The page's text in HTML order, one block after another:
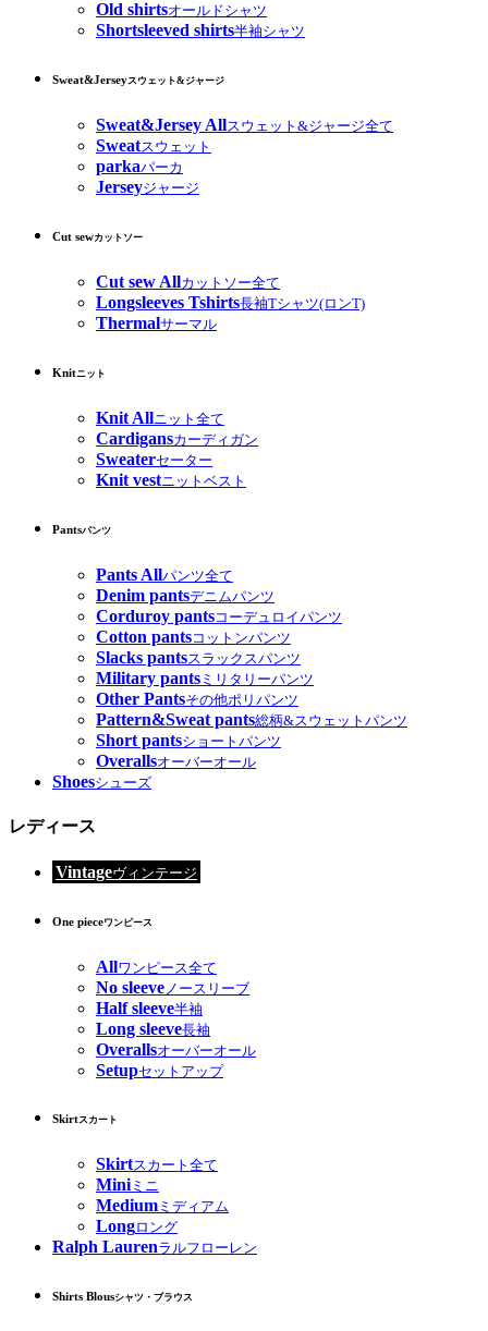
Old shirtsオールドシャツ
Shortsleeved shirts半袖シャツ
Sweat&Jerseyスウェット&ジャージ
Sweat&Jersey Allスウェット&ジャージ全て
Sweatスウェット
parkaパーカ
Jerseyジャージ
Cut sewカットソー
Cut sew Allカットソー全て
Longsleeves Tshirts長袖Tシャツ(ロンT)
Thermalサーマル
Knitニット
Knit Allニット全て
Cardigansカーディガン
Sweaterセーター
Knit vestニットベスト
Pantsパンツ
Pants Allパンツ全て
Denim pantsデニムパンツ
Corduroy pantsコーデュロイパンツ
Cotton pantsコットンパンツ
Slacks pantsスラックスパンツ
Military pants ミリタリーパンツ
Other Pantsその他ポリパンツ
Pattern&Sweat pants総柄&スウェットパンツ
Short pantsショートパンツ
Overallsオーバーオール
Shoesシューズ
レディース
Vintageヴィンテージ
One pieceワンピース
Allワンピース全て
No sleeve ノースリーブ
Half sleeve半袖
Long sleeve長袖
Overallsオーバーオール
Setupセットアップ
Skirtスカート
Skirtスカート全て
Miniミニ
Medium ミディアム
Longロング
Ralph Laurenラルフローレン
Shirts Blousシャツ・ブラウス